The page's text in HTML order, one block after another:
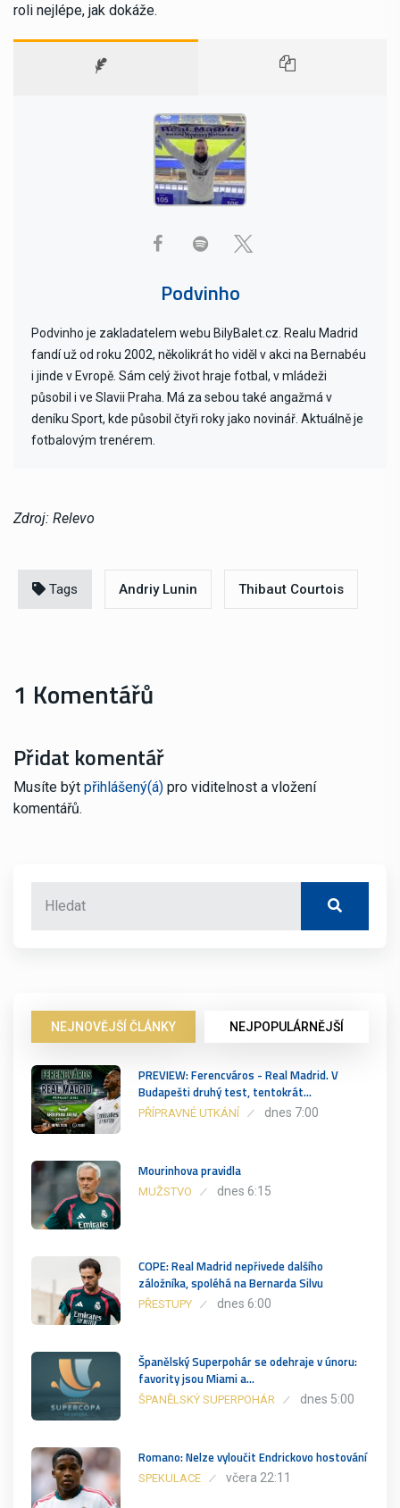
roli nejlépe, jak dokáže.
Podvinho
Podvinho je zakladatelem webu BilyBalet.cz. Realu Madrid
fandí už od roku 2002, několikrát ho viděl v akci na Bernabéu
i jinde v Evropě. Sám celý život hraje fotbal, v mládeži
působil i ve Slavii Praha. Má za sebou také angažmá v
deníku Sport, kde působil čtyři roky jako novinář. Aktuálně je
fotbalovým trenérem.
Zdroj: Relevo
Tags Andriy Lunin Thibaut Courtois
1 Komentářů
Přidat komentář
Musíte být přihlášený(á) pro viditelnost a vložení
komentářů.
NEJNOVĚJŠÍ ČLÁNKY NEJPOPULÁRNĚJŠÍ
PREVIEW: Ferencváros - Real Madrid. V
Budapešti druhý test, tentokrát…
PŘÍPRAVNÉ UTKÁNÍ dnes 7:00
Mourinhova pravidla
MUŽSTVO dnes 6:15
COPE: Real Madrid nepřivede dalšího
záložníka, spoléhá na Bernarda Silvu
PŘESTUPY dnes 6:00
Španělský Superpohár se odehraje v únoru:
favority jsou Miami a…
ŠPANĚLSKÝ SUPERPOHÁR dnes 5:00
Romano: Nelze vyloučit Endrickovo hostování
SPEKULACE včera 22:11